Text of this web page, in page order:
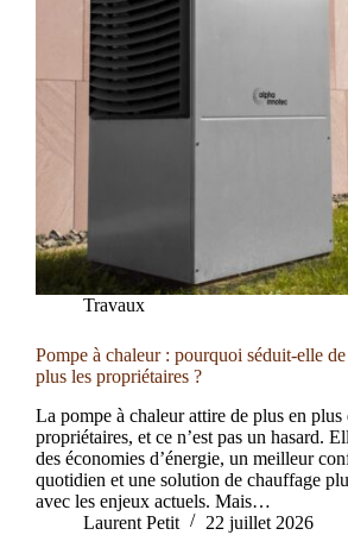
Travaux
Pompe à chaleur : pourquoi séduit-elle
plus les propriétaires ?
La pompe à chaleur attire de plus en plus
propriétaires, et ce n’est pas un hasard.
des économies d’énergie, un meilleur
quotidien et une solution de chauffage
avec les enjeux actuels. Mais…
Laurent Petit
22 juillet 2026